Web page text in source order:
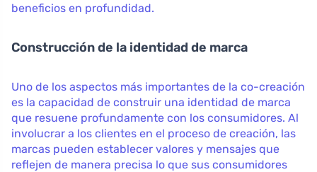
beneficios en profundidad.
Construcción de la identidad de marca
Uno de los aspectos más importantes de la co-creación
es la capacidad de construir una identidad de marca
que resuene profundamente con los consumidores. Al
involucrar a los clientes en el proceso de creación, las
marcas pueden establecer valores y mensajes que
reflejen de manera precisa lo que sus consumidores